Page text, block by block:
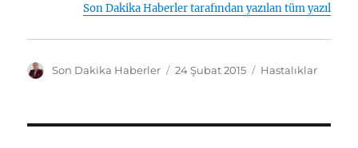
Son Dakika Haberler tarafından yazılan tüm yazılar
Y
Son Dakika Haberler
Y
24 Şubat 2015
K
Hastalıklar